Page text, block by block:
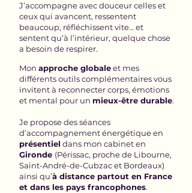
J’accompagne avec douceur celles et
ceux qui avancent, ressentent
beaucoup, réfléchissent vite… et
sentent qu’à l’intérieur, quelque chose
a besoin de respirer.
Mon approche globaleet mes
différents outils complémentaires vous
invitent à reconnecter corps, émotions
et mental pour un mieux-être durable.
Je propose des séances
d’accompagnement énergétique en
présentiel dans mon cabinet en
Gironde (Périssac, proche de Libourne,
Saint-André-de-Cubzac et Bordeaux)
ainsi qu’à distance partout en France
et dans les pays francophones.